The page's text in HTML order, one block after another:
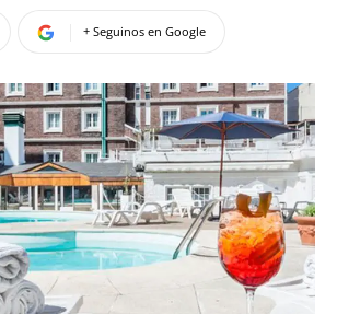
+ Seguinos en Google